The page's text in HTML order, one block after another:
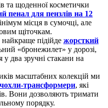
та щоденної косметички
пенал для пензлів на 12
місця в сумочці, але
щіточкам.
підійде жорсткий
«бронежилет» у дорозі,
два зручні стакани на
масштабних колекцій ми
чохли-трансформери, які
Вони дозволяють тримати
порядку.